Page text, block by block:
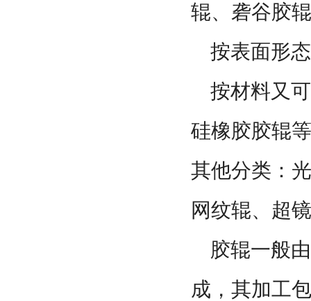
辊、砻谷胶
按表面形
按材料又可
硅橡胶胶辊
其他分类：
网纹辊、超
胶辊一般由
成，其加工